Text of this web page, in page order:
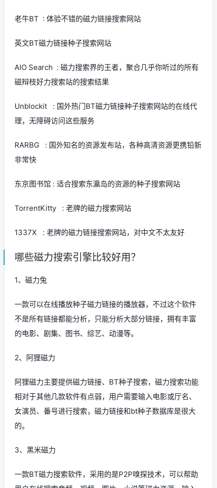
老牛BT : 体验不错的磁力链接搜索网站
英文BT磁力链接种子搜索网站
AIO Search : 磁力搜索界的王者，聚合几乎你听过的所有
磁辩枝好力搜索站的搜索结果
Unblockit : 国外热门BT磁力链接种子搜索网站的在线代
理，无障碍访问这些服务
RARBG : 国外知名的资源发布站，各种高清资源更携铅新
非常快
东京图书馆 : 适合搜索东瀛岛的资源的种子搜索网站
TorrentKitty : 老牌的磁力搜索网站
1337X : 老牌的磁力链接搜索网站，对中文不太友好
哪些磁力搜索引擎比较好用？
1、磁力兔
一款可以在线播放种子磁力链接的播放器，不过这个软件
不是所有链接都能分析，只能分析大部分链接，拥有丰富
的电影、剧集、图书、综艺、动漫等。
2、阿狸磁力
阿狸磁力主要提供磁力链接、BT种子搜索，磁力搜索功能
相对于其他几款软件有点弱，用户需要输入电影或厅名、
女演员、番号进行搜索，磁力链接和bt种子数据库是很大
的。
3、黑米磁力
一款BT磁力搜索软件，采用的是P2P嗅探技术，可以帮助